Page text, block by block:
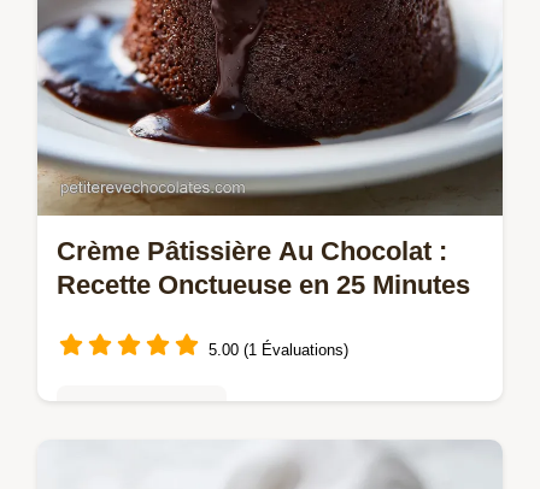
Crème Pâtissière Au Chocolat :
Recette Onctueuse en 25 Minutes
5.00 (1 Évaluations)
Réussissez une Crème pâtissière au